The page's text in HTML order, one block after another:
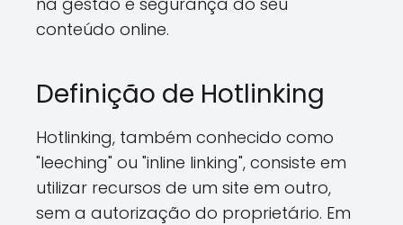
conteúdo online.
Definição de Hotlinking
Hotlinking, também conhecido como
"leeching" ou "inline linking", consiste em
utilizar recursos de um site em outro,
sem a autorização do proprietário. Em